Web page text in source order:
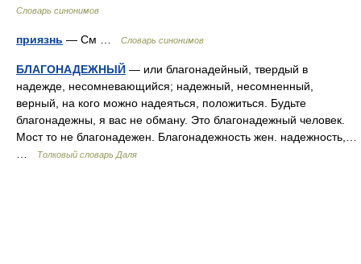
Словарь синонимов
приязнь — См … Словарь синонимов
БЛАГОНАДЕЖНЫЙ — или благонадейный, твердый в
надежде, несомневающийся; надежный, несомненный,
верный, на кого можно надеяться, положиться. Будьте
благонадежны, я вас не обману. Это благонадежный человек.
Мост то не благонадежен. Благонадежность жен. надежность,…
Толковый словарь Даля